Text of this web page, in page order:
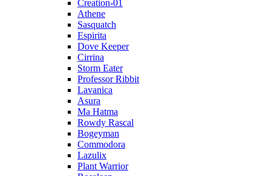
Creation-01
Athene
Sasquatch
Espirita
Dove Keeper
Cirrina
Storm Eater
Professor Ribbit
Lavanica
Asura
Ma Hatma
Rowdy Rascal
Bogeyman
Commodora
Lazulix
Plant Warrior